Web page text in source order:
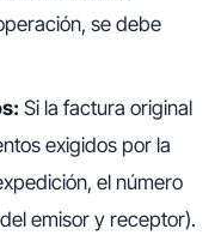
se debe
Si la factura original
exigidos por la
el número
emisor y receptor).